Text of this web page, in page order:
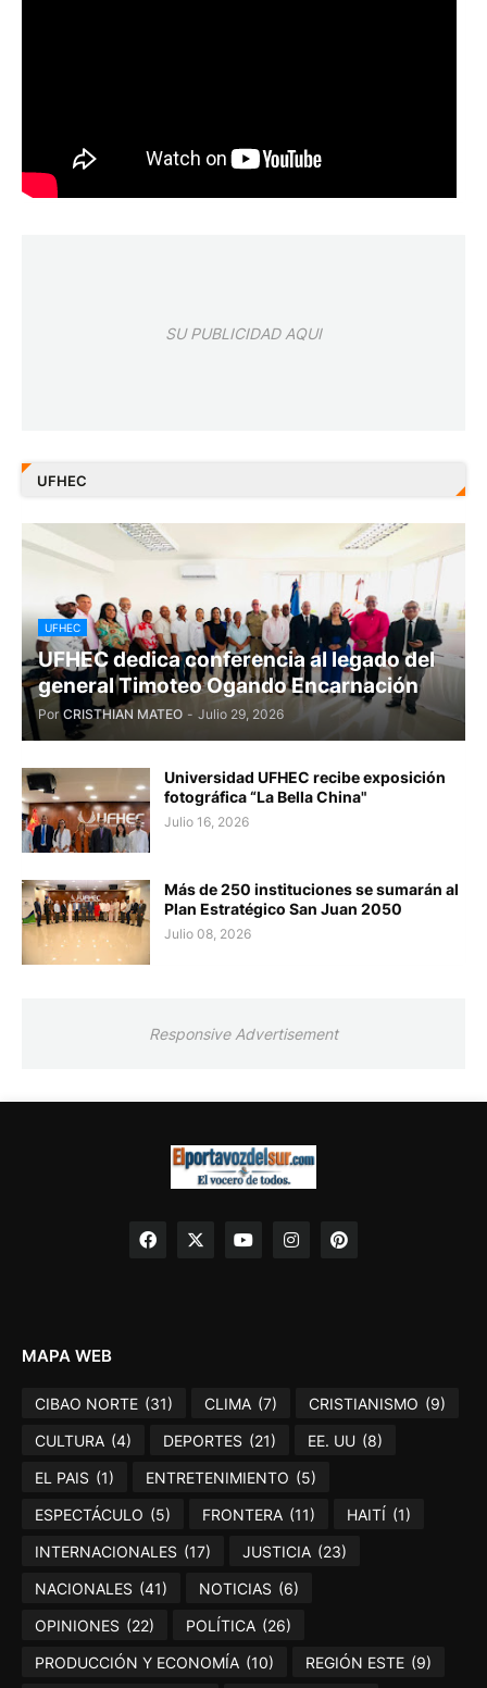
SU PUBLICIDAD AQUI
UFHEC
UFHEC
UFHEC dedica conferencia al legado del
general Timoteo Ogando Encarnación
Por CRISTHIAN MATEO - Julio 29, 2026
Universidad UFHEC recibe exposición
fotográfica “La Bella China"
Julio 16, 2026
Más de 250 instituciones se sumarán al
Plan Estratégico San Juan 2050
Julio 08, 2026
Responsive Advertisement
MAPA WEB
CIBAO NORTE (31) CLIMA (7) CRISTIANISMO (9)
CULTURA (4) DEPORTES (21) EE. UU (8)
EL PAIS (1) ENTRETENIMIENTO (5)
ESPECTÁCULO (5) FRONTERA (11) HAITÍ (1)
INTERNACIONALES (17) JUSTICIA (23)
NACIONALES (41) NOTICIAS (6)
OPINIONES (22) POLÍTICA (26)
PRODUCCIÓN Y ECONOMÍA (10) REGIÓN ESTE (9)